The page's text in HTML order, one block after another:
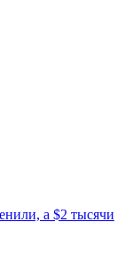
а $2 тысячи